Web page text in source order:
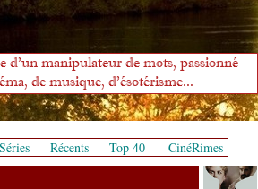
d'un manipulateur de mots, passionné
de musique, d'ésotérisme...
Séries Récents Top 40 CinéRimes